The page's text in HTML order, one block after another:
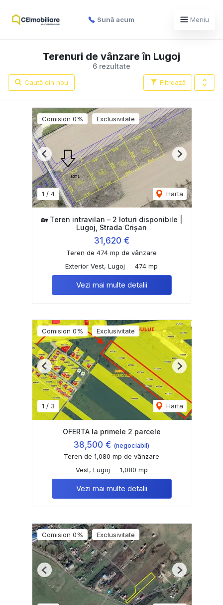
Sună acum Meniu
6 rezultate
Terenuri de vânzare în Lugoj
Filtrează
Caută din nou
Comision 0% Exclusivitate
1 / 4 Harta
Previous Next
🏡 Teren intravilan – 2 loturi disponibile |
Lugoj, Strada Crișan
31,620 €
Teren de 474 mp de vânzare
Exterior Vest, Lugoj
474 mp
Vezi mai multe detalii
Comision 0% Exclusivitate
1 / 3 Harta
Previous Next
OFERTA la primele 2 parcele
38,500 € (negociabil)
Teren de 1,080 mp de vânzare
Vest, Lugoj
1,080 mp
Vezi mai multe detalii
Comision 0% Exclusivitate
Previous Next